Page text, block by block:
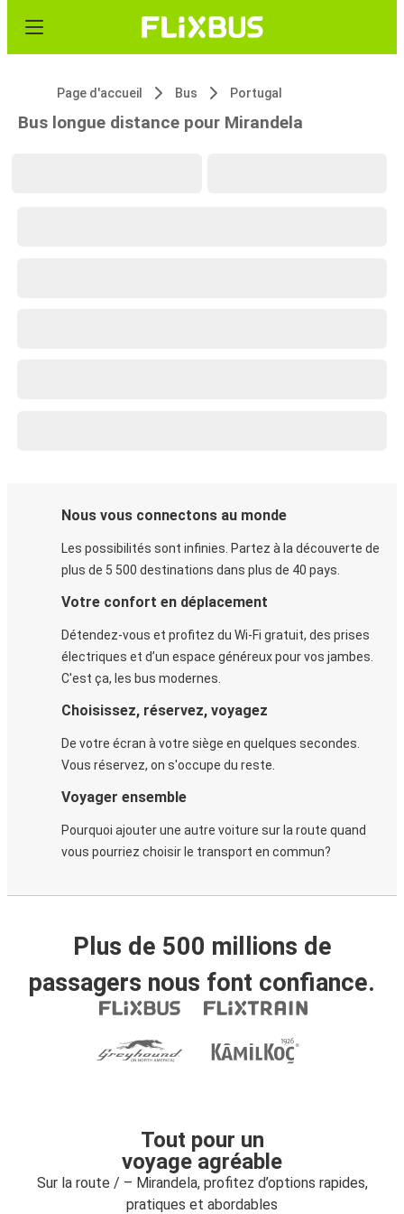
Page d'accueil Bus Portugal
Bus longue distance pour Mirandela
Nous vous connectons au monde
Les possibilités sont infinies. Partez à la découverte de
plus de 5 500 destinations dans plus de 40 pays.
Votre confort en déplacement
Détendez-vous et profitez du Wi-Fi gratuit, des prises
électriques et d’un espace généreux pour vos jambes.
C'est ça, les bus modernes.
Choisissez, réservez, voyagez
De votre écran à votre siège en quelques secondes.
Vous réservez, on s'occupe du reste.
Voyager ensemble
Pourquoi ajouter une autre voiture sur la route quand
vous pourriez choisir le transport en commun?
Plus de 500 millions de
passagers nous font confiance.
Tout pour un
voyage agréable
Sur la route / – Mirandela, profitez d’options rapides,
pratiques et abordables